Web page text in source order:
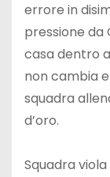
errore in
pressione da
casa dentro
non cambia
squadra
d’oro.
Squadra